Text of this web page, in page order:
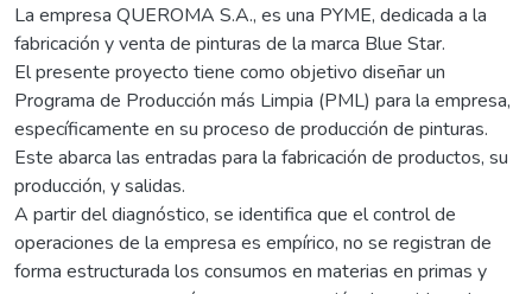
La empresa QUEROMA S.A., es una PYME, dedicada a la
fabricación y venta de pinturas de la marca Blue Star.
El presente proyecto tiene como objetivo diseñar un
Programa de Producción más Limpia (PML) para la empresa,
específicamente en su proceso de producción de pinturas.
Este abarca las entradas para la fabricación de productos, su
producción, y salidas.
A partir del diagnóstico, se identifica que el control de
operaciones de la empresa es empírico, no se registran de
forma estructurada los consumos en materias en primas y